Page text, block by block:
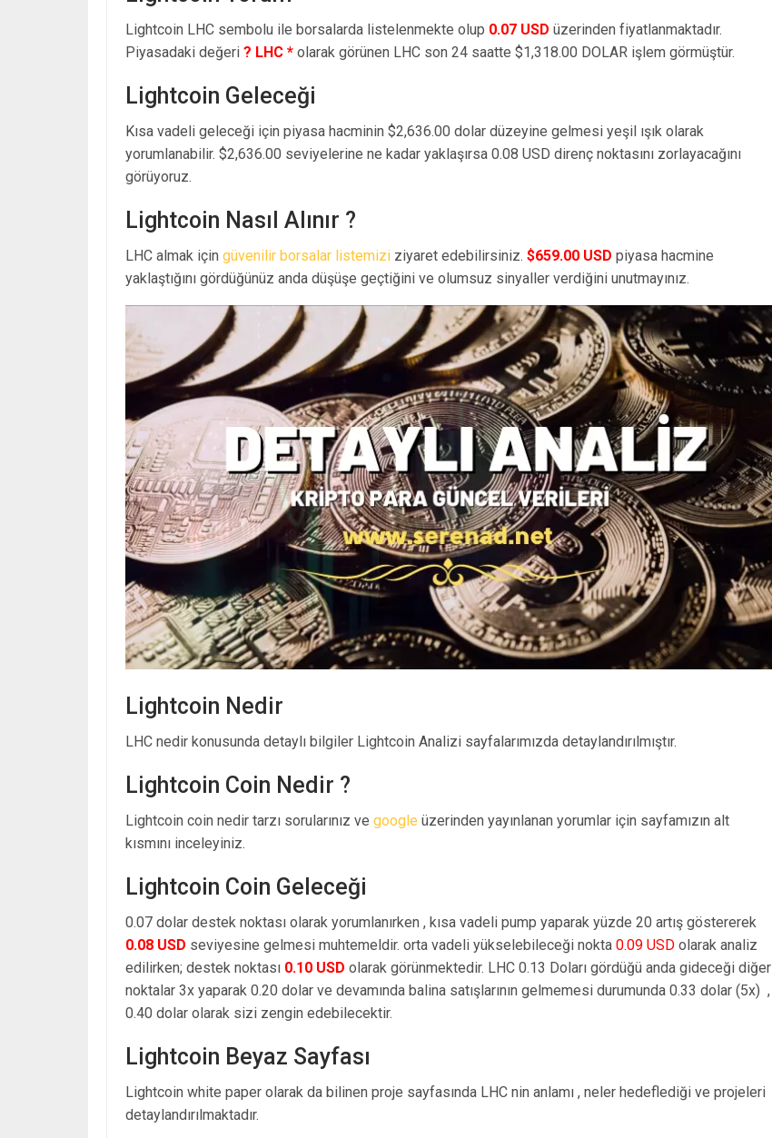
Lightcoin LHC sembolu ile borsalarda listelenmekte olup 0.07 USD üzerinden fiyatlanmaktadır.
Piyasadaki değeri ? LHC * olarak görünen LHC son 24 saatte $1,318.00 DOLAR işlem görmüştür.
Lightcoin Geleceği
Kısa vadeli geleceği için piyasa hacminin $2,636.00 dolar düzeyine gelmesi yeşil ışık olarak
yorumlanabilir. $2,636.00 seviyelerine ne kadar yaklaşırsa 0.08 USD direnç noktasını zorlayacağını
görüyoruz.
Lightcoin Nasıl Alınır ?
LHC almak için güvenilir borsalar listemizi ziyaret edebilirsiniz. $659.00 USD piyasa hacmine
yaklaştığını gördüğünüz anda düşüşe geçtiğini ve olumsuz sinyaller verdiğini unutmayınız.
Lightcoin Nedir
LHC nedir konusunda detaylı bilgiler Lightcoin Analizi sayfalarımızda detaylandırılmıştır.
Lightcoin Coin Nedir ?
Lightcoin coin nedir tarzı sorularınız ve google üzerinden yayınlanan yorumlar için sayfamızın alt
kısmını inceleyiniz.
Lightcoin Coin Geleceği
0.07 dolar destek noktası olarak yorumlanırken , kısa vadeli pump yaparak yüzde 20 artış göstererek
0.08 USD seviyesine gelmesi muhtemeldir. orta vadeli yükselebileceği nokta 0.09 USD olarak analiz
edilirken; destek noktası 0.10 USD olarak görünmektedir. LHC 0.13 Doları gördüğü anda gideceği diğer
noktalar 3x yaparak 0.20 dolar ve devamında balina satışlarının gelmemesi durumunda 0.33 dolar (5x) ,
0.40 dolar olarak sizi zengin edebilecektir.
Lightcoin Beyaz Sayfası
Lightcoin white paper olarak da bilinen proje sayfasında LHC nin anlamı , neler hedeflediği ve projeleri
detaylandırılmaktadır.